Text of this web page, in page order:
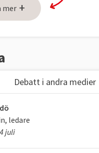
Sydkorea, Mexiko,
Schweiz, Singapore
avslutades i
2010.
tre
ramverk: civil- och
och skydd i
mer +
Debatt i andra medier
ledare
juli